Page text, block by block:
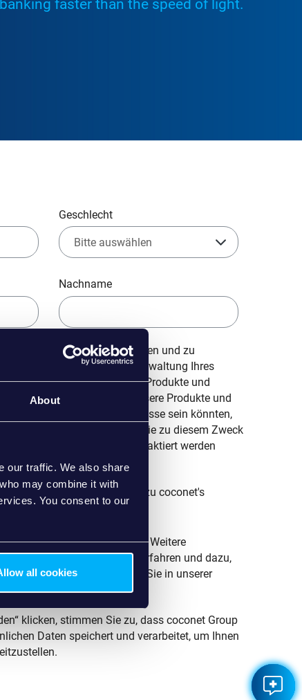
About
our traffic. We also share
may combine it with
You consent to our
all cookies
faster than the speed of light.
Geschlecht
Nachname
Ihre Privatsphäre zu schützen und zu
Daten nur zur Verwaltung Ihres
von Ihnen angeforderten Produkte und
Zeit möchten wir Sie über unsere Produkte und
Inhalte, die für Sie von Interesse sein könnten,
sind, dass wir Sie zu diesem Zweck
an, wie Sie von uns kontaktiert werden
weitere interessante Inhalte zu coconet's
jederzeit abbestellen. Weitere
zu unseren Datenschutzverfahren und dazu,
und respektieren, finden Sie in unserer
klicken, stimmen Sie zu, dass coconet Group
Daten speichert und verarbeitet, um Ihnen